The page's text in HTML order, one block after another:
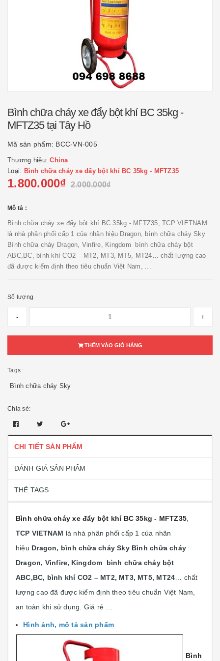
Bình chữa cháy xe đẩy bột khí BC 35kg -
MFTZ35 tại Tây Hồ
Mã sản phẩm: BCC-VN-005
Thương hiệu:China
Loại: Bình chữa cháy xe đẩy bột khí BC 35kg - MFTZ35
1.800.000₫ 2.000.000₫
Mô tả :
Bình chữa cháy xe đẩy bột khí BC 35kg - MFTZ35, TCP VIETNAM
là nhà phân phối cấp 1 của nhãn hiệu Dragon, bình chữa cháy Sky
Bình chữa cháy Dragon, Vinfire, Kingdom bình chữa cháy bột
ABC,BC, bình khí CO2 – MT2, MT3, MT5, MT24… chất lượng cao
đã được kiểm định theo tiêu chuẩn Việt Nam, ...
Số lượng
- +
THÊM VÀO GIỎ HÀNG
Tags :
Bình chữa cháy Sky
Chia sẻ:
CHI TIẾT SẢN PHẨM
ĐÁNH GIÁ SẢN PHẨM
THẺ TAGS
Bình chữa cháy xe đẩy bột khí BC 35kg - MFTZ35
TCP VIETNAM là nhà phân phối cấp 1 của nhãn
hiệu Dragon, bình chữa cháy Sky Bình chữa cháy
Dragon, Vinfire, Kingdom bình chữa cháy bột
ABC,BC, bình khí CO2 – MT2, MT3, MT5, MT24 … chất
lượng cao đã được kiểm định theo tiêu chuẩn Việt Nam,
an toàn khi sử dụng. Giá rẻ …
Hình ảnh, mô tả sản phẩm
Bình